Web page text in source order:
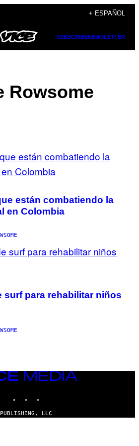
+ ESPAÑOL
SUBSCRIBENEWSLETTER
Rowsome
están combatiendo la
en Colombia
surf para rehabilitar niños
LLC